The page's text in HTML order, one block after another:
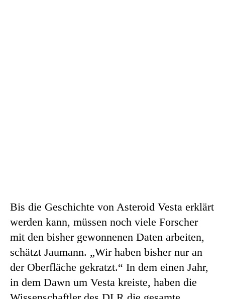
Bis die Geschichte von Asteroid Vesta erklärt
werden kann, müssen noch viele Forscher
mit den bisher gewonnenen Daten arbeiten,
schätzt Jaumann. „Wir haben bisher nur an
der Oberfläche gekratzt.“ In dem einen Jahr,
in dem Dawn um Vesta kreiste, haben die